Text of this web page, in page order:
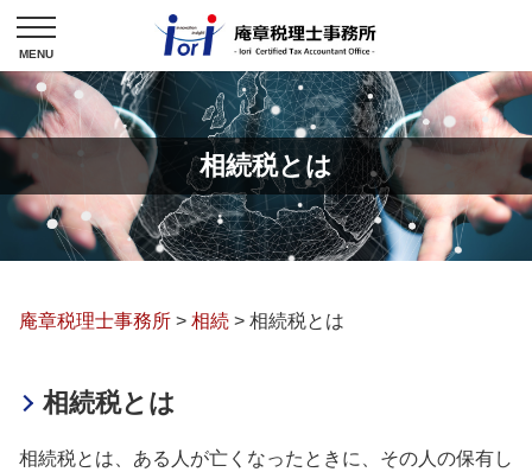
相続税とは
庵章税理士事務所 > 相続 > 相続税とは
相続税とは
相続税とは、ある人が亡くなったときに、その人の保有し